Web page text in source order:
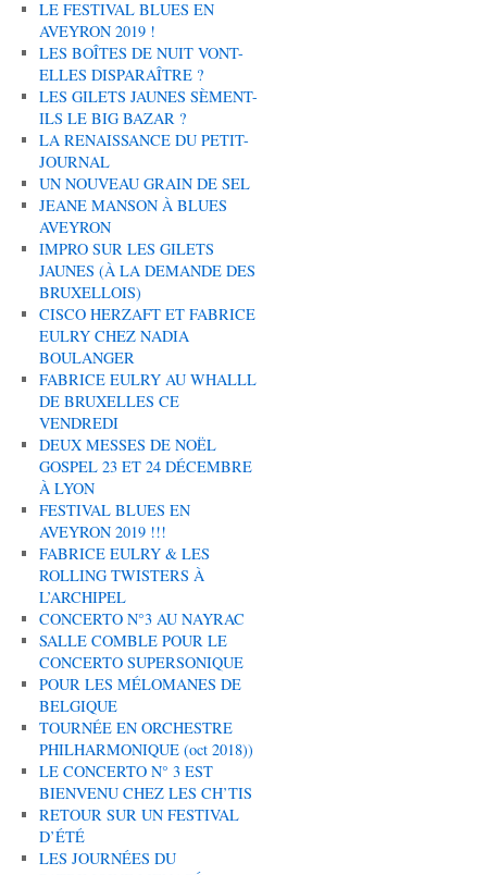
LE FESTIVAL BLUES EN
AVEYRON 2019 !
LES BOÎTES DE NUIT VONT-
ELLES DISPARAÎTRE ?
LES GILETS JAUNES SÈMENT-
ILS LE BIG BAZAR ?
LA RENAISSANCE DU PETIT-
JOURNAL
UN NOUVEAU GRAIN DE SEL
JEANE MANSON À BLUES
AVEYRON
IMPRO SUR LES GILETS
JAUNES (À LA DEMANDE DES
BRUXELLOIS)
CISCO HERZAFT ET FABRICE
EULRY CHEZ NADIA
BOULANGER
FABRICE EULRY AU WHALLL
DE BRUXELLES CE
VENDREDI
DEUX MESSES DE NOËL
GOSPEL 23 ET 24 DÉCEMBRE
À LYON
FESTIVAL BLUES EN
AVEYRON 2019 !!!
FABRICE EULRY & LES
ROLLING TWISTERS À
L’ARCHIPEL
CONCERTO N°3 AU NAYRAC
SALLE COMBLE POUR LE
CONCERTO SUPERSONIQUE
POUR LES MÉLOMANES DE
BELGIQUE
TOURNÉE EN ORCHESTRE
PHILHARMONIQUE (oct 2018))
LE CONCERTO N° 3 EST
BIENVENU CHEZ LES CH’TIS
RETOUR SUR UN FESTIVAL
D’ÉTÉ
LES JOURNÉES DU